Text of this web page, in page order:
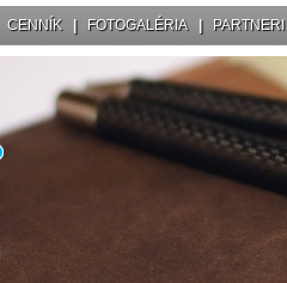
CENNÍK | FOTOGALÉRIA| PARTNERI